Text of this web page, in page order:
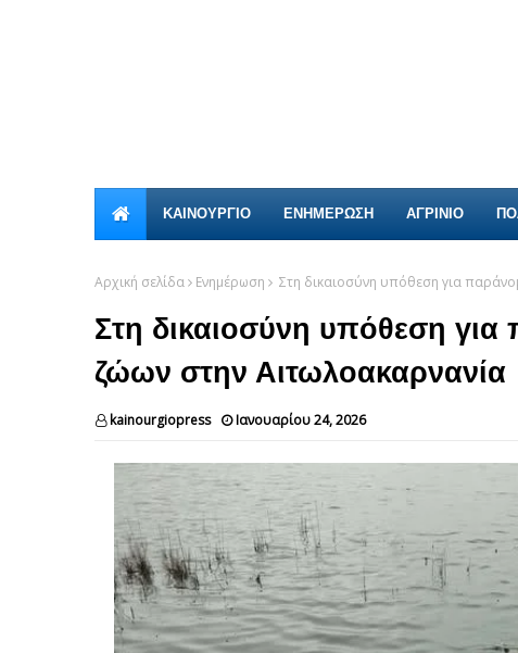
ΚΑΙΝΟΎΡΓΙΟ ΕΝΗΜΕΡΩΣΗ ΑΓΡΙΝΙΟ
Αρχική σελίδα Ενημέρωση Στη δικαιοσύνη υπόθεση για
Στη δικαιοσύνη υπόθεση
ζώων στην Αιτωλοακαρνανία
kainourgiopress Ιανουαρίου 24, 2026